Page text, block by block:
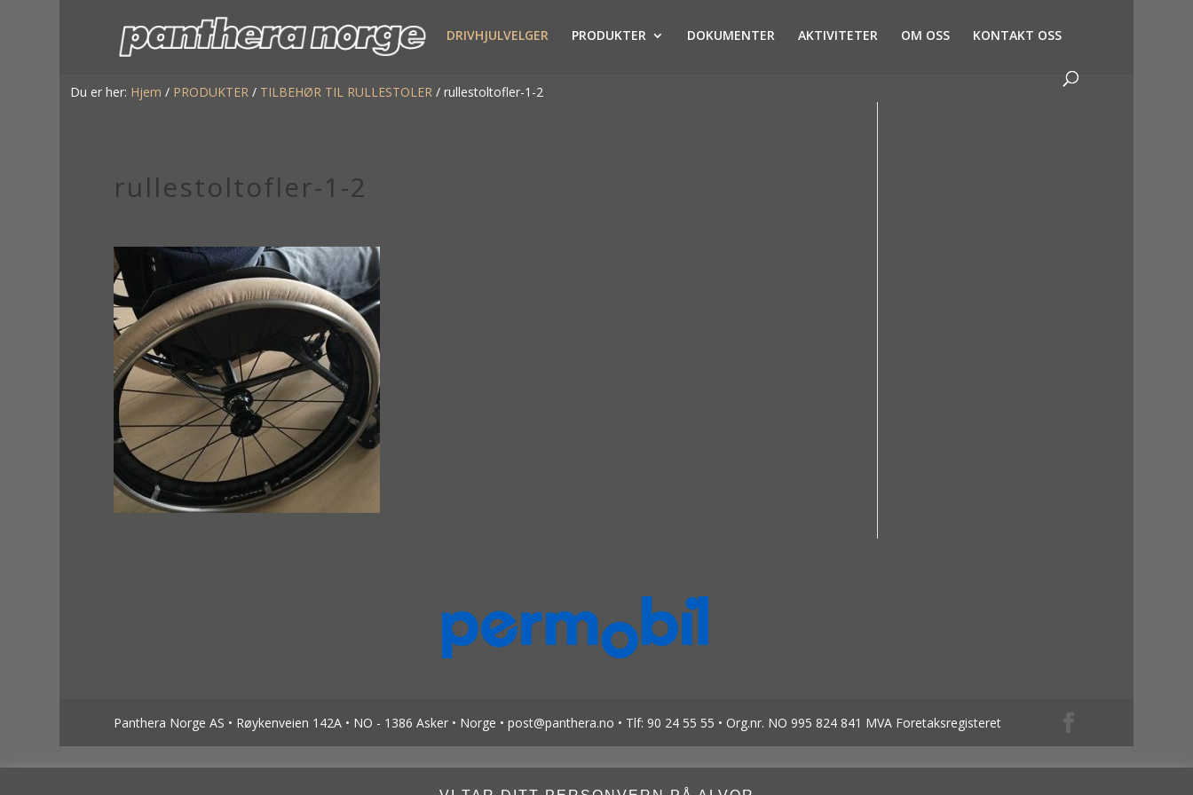
DRIVHJULVELGER PRODUKTER DOKUMENTER AKTIVITETER OM OSS KONTAKT OSS
Du er her: Hjem / PRODUKTER / TILBEHØR TIL RULLESTOLER /rullestoltofler-1-2
rullestoltofler-1-2
Panthera Norge AS • Røykenveien 142A • NO - 1386 Asker • Norge • post@panthera.no • Tlf: 90 24 55 55 • Org.nr. NO 995 824 841 MVA Foretaksregisteret